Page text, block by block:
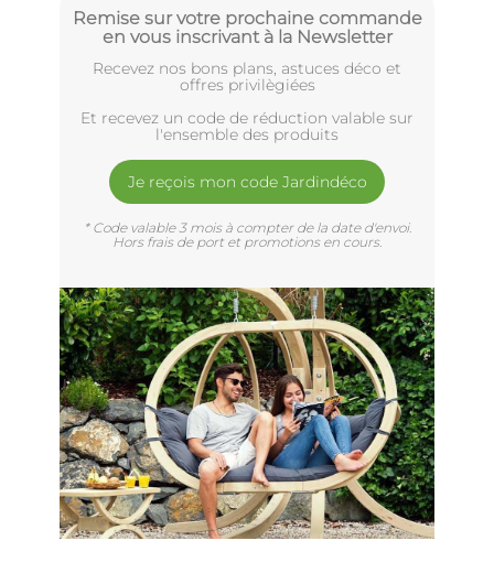
Remise sur votre prochaine commande
en vous inscrivant à la Newsletter
Recevez nos bons plans, astuces déco et
offres privilègiées
Et recevez un code de réduction valable sur
l'ensemble des produits
Je reçois mon code Jardindéco
* Code valable 3 mois à compter de la date d'envoi.
Hors frais de port et promotions en cours.